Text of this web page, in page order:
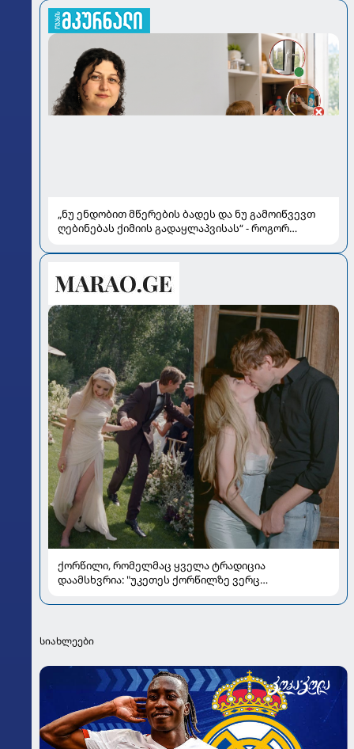
„ნუ ენდობით მწერების ბადეს და ნუ გამოიწვევთ
ღებინებას ქიმიის გადაყლაპვისას“ - როგორ
სალომე ახვლედიანის რჩევები
ქორწილი, რომელმაც ყველა ტრადიცია
დაამსხვრია: "უკეთეს ქორწილზე ვერც
სიახლეები